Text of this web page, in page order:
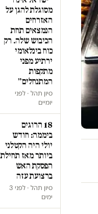
מסוגלת להגן על
האזרחים
הנמצאים תחת
הכיבוש שלה. רק
כוח בינלאומי
ירתיע מפני
מתקפות
המתנחלים״
סיון תהל · לפני
יומיים
18 הרוגים
ביממה: חודש
יולי היה הקטלני
ביותר מאז תחילת
הפסקת האש
ברצועת עזה
סיון תהל · לפני 3
ימים